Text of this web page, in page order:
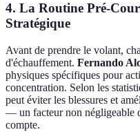
4. La Routine Pré-
Stratégique
Avant de prendre le volant,
d'échauffement. Fernando
physiques spécifiques pour
concentration. Selon les
peut éviter les blessures et
— un facteur non négligeable
compte.